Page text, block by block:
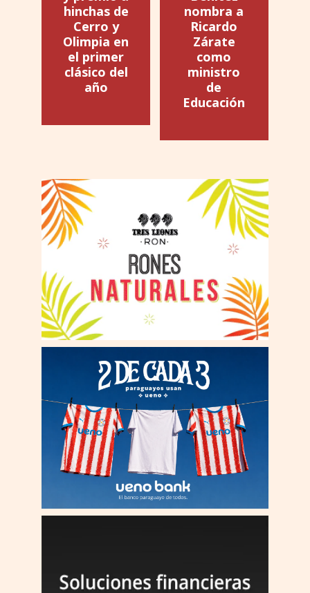
hinchas de
Cerro y
Olimpia en
el primer
clásico del
año
nombra a
Ricardo
Zárate
como
ministro
de
Educación